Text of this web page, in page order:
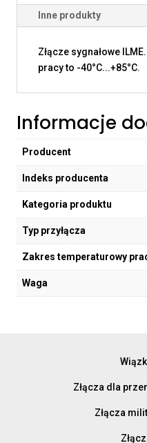
Inne produkty
Złącze sygnałowe
pracy to -40°C...+85°C.
Informacje
Producent
Indeks producenta
Kategoria produktu
Typ przyłącza
Zakres temperaturowy
Waga
Złącza dla
Złącza